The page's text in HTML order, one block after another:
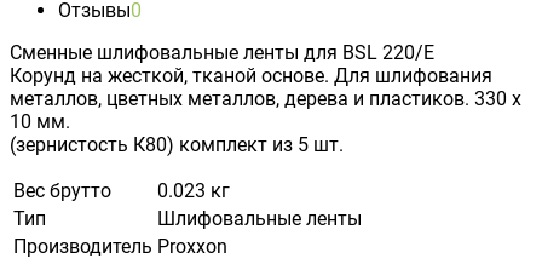
Отзывы0
Сменные шлифовальные ленты для BSL 220/E
Корунд на жесткой, тканой основе. Для шлифования
металлов, цветных металлов, дерева и пластиков. 330 х
10 мм.
(зернистость К80) комплект из 5 шт.
Вес брутто
0.023 кг
Тип
Шлифовальные ленты
Производитель Proxxon